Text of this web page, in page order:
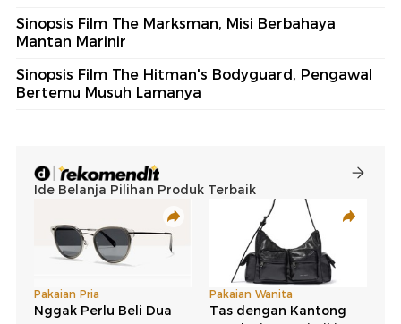
Sinopsis Film The Marksman, Misi Berbahaya
Mantan Marinir
Sinopsis Film The Hitman's Bodyguard, Pengawal
Bertemu Musuh Lamanya